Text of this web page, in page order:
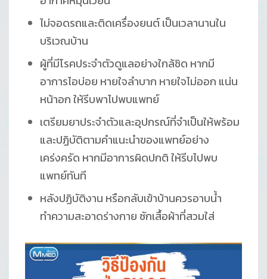
ไม่จอดรถและติดเครื่องยนต์ เป็นเวลานานใน
บริเวณบ้าน
ผู้ที่มีโรคประจำตัวดูแลอย่างใกล้ชิด หากมี
อาการไอบ่อย หายใจลำบาก หายใจไม่ออก แน่น
หน้าอก ให้รีบพาไปพบแพทย์
เตรียมยาประจำตัวและอุปกรณ์ที่จำเป็นให้พร้อม
และปฏิบัติตามคำแนะนำของแพทย์อย่าง
เคร่งครัด หากมีอาการผิดปกติ ให้รีบไปพบ
แพทย์ทันที
หลังปฏิบัติงาน หรือกลับเข้าบ้านควรอาบน้ำ
ทำความสะอาดร่างกาย ซักเสื้อผ้าที่สวมใส่